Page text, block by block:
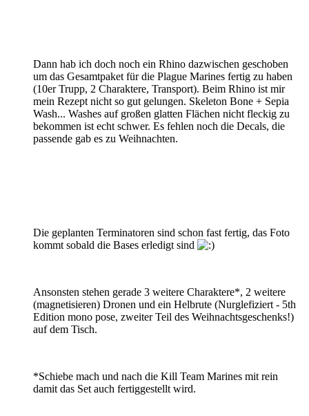
Dann hab ich doch noch ein Rhino dazwischen geschoben
um das Gesamtpaket für die Plague Marines fertig zu haben
(10er Trupp, 2 Charaktere, Transport). Beim Rhino ist mir
mein Rezept nicht so gut gelungen. Skeleton Bone + Sepia
Wash... Washes auf großen glatten Flächen nicht fleckig zu
bekommen ist echt schwer. Es fehlen noch die Decals, die
passende gab es zu Weihnachten.
Die geplanten Terminatoren sind schon fast fertig, das Foto
kommt sobald die Bases erledigt sind
Ansonsten stehen gerade 3 weitere Charaktere*, 2 weitere
(magnetisieren) Dronen und ein Helbrute (Nurglefiziert - 5th
Edition mono pose, zweiter Teil des Weihnachtsgeschenks!)
auf dem Tisch.
*Schiebe mach und nach die Kill Team Marines mit rein
damit das Set auch fertiggestellt wird.